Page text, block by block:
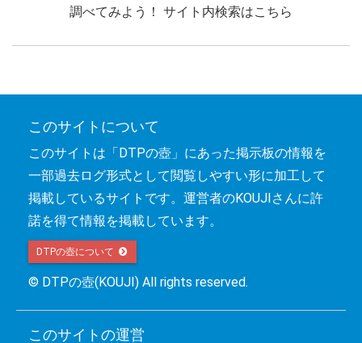
調べてみよう！ サイト内検索はこちら
このサイトについて
このサイトは「DTPの壺」にあった掲示板の情報を
一部過去ログ形式として閲覧しやすい形に加工して
掲載しているサイトです。運営者のKOUJIさんに許
諾を得て情報を掲載しています。
DTPの壺について
© DTPの壺(KOUJI) All rights reserved.
このサイトの運営